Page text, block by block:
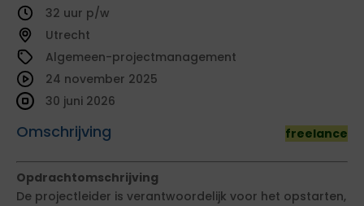
32
Utrecht
Algemeen-projectmanagement
Omschrijving freelance
24 november 2025
30 juni 2026
Opdrachtomschrijving
De projectleider is verantwoordelijk voor het opstarten,